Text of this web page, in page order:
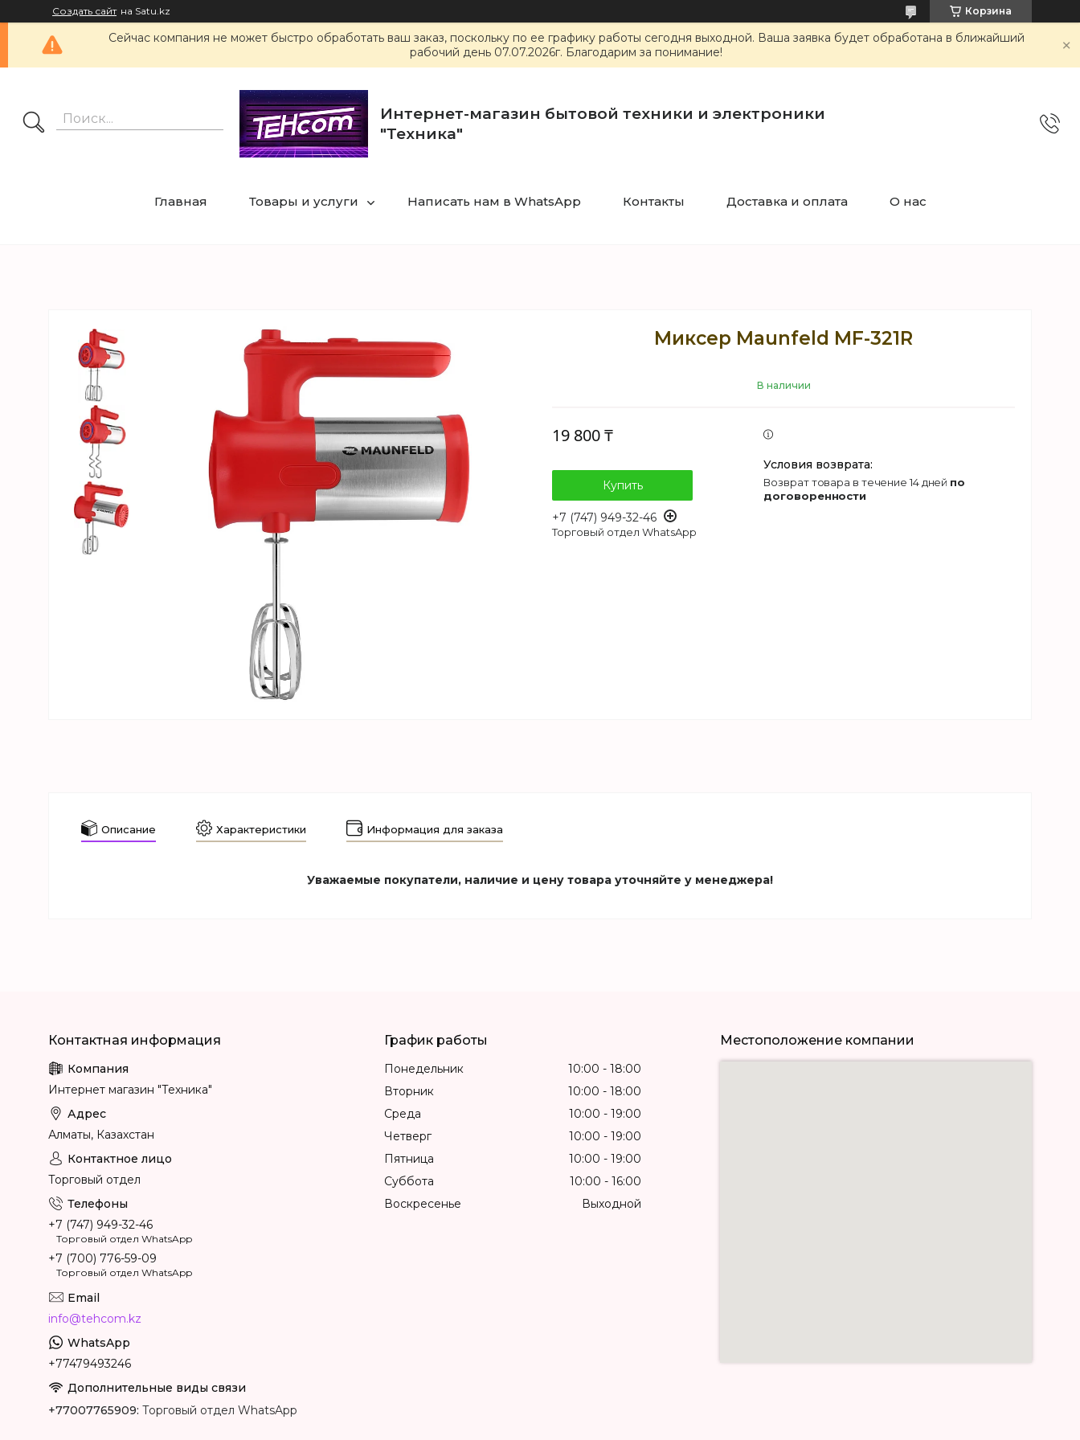
Создать сайт на Satu.kz Корзина
Сейчас компания не может быстро обработать ваш заказ, поскольку по ее графику работы сегодня выходной. Ваша заявка будет обработана в ближайший
рабочий день 07.07.2026г. Благодарим за понимание!
Интернет-магазин бытовой техники и электроники
"Техника"
Главная Товары и услуги Написать нам в WhatsApp Контакты Доставка и оплата О нас
Миксер Maunfeld MF-321R
В наличии
19 800 ₸
Купить
+7 (747) 949-32-46
Торговый отдел WhatsApp
возврат товара в течение 14 дней по
договоренности
Описание Характеристики Информация для заказа
Уважаемые покупатели, наличие и цену товара уточняйте у менеджера!
Интернет магазин "Техника"
Алматы, Казахстан
Торговый отдел
+7 (747) 949-32-46
Торговый отдел WhatsApp
+7 (700) 776-59-09
Торговый отдел WhatsApp
info@tehcom.kz
+77479493246
+77007765909 Торговый отдел WhatsApp
График работы
Понедельник 10:00
18:00
Вторник
10:00
18:00
Среда
10:00
19:00
Четверг
10:00
19:00
Пятница
10:00
19:00
Суббота
10:00
16:00
Воскресенье
Выходной
Местоположение компании